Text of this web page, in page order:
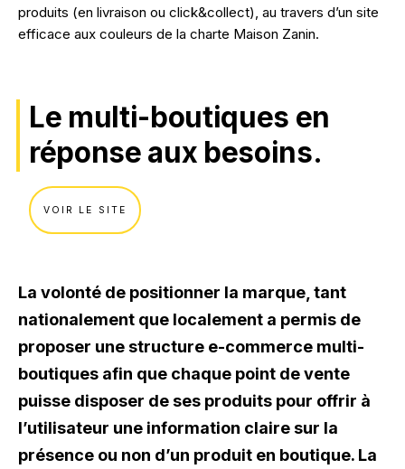
produits (en livraison ou click&collect), au travers d’un site
efficace aux couleurs de la charte Maison Zanin.
Le multi-boutiques en
réponse aux besoins.
VOIR LE SITE
La volonté de positionner la marque, tant
nationalement que localement a permis de
proposer une structure e-commerce multi-
boutiques afin que chaque point de vente
puisse disposer de ses produits pour offrir à
l’utilisateur une information claire sur la
présence ou non d’un produit en boutique. La